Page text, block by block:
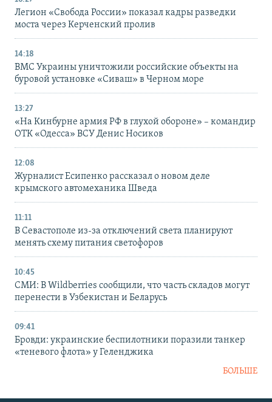
Легион «Свобода России» показал кадры разведки
моста через Керченский пролив
14:18
ВМС Украины уничтожили российские объекты на
буровой установке «Сиваш» в Черном море
13:27
«На Кинбурне армия РФ в глухой обороне» – командир
ОТК «Одесса» ВСУ Денис Носиков
12:08
Журналист Есипенко рассказал о новом деле
крымского автомеханика Шведа
11:11
В Севастополе из-за отключений света планируют
менять схему питания светофоров
10:45
СМИ: В Wildberries сообщили, что часть складов могут
перенести в Узбекистан и Беларусь
09:41
Бровди: украинские беспилотники поразили танкер
«теневого флота» у Геленджика
БОЛЬШЕ